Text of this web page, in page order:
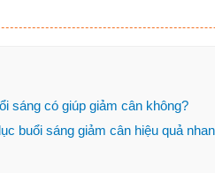
sáng có giúp giảm cân không?
buổi sáng giảm cân hiệu quả